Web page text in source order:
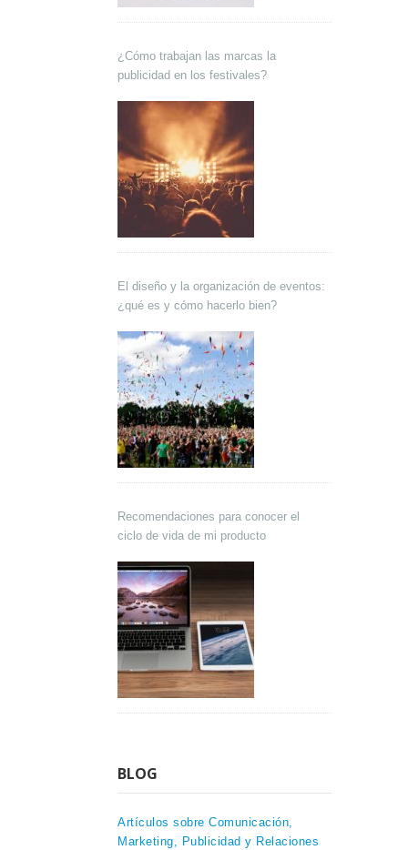
¿Cómo trabajan las marcas la
publicidad en los festivales?
El diseño y la organización de eventos:
¿qué es y cómo hacerlo bien?
Recomendaciones para conocer el
ciclo de vida de mi producto
BLOG
Artículos sobre Comunicación,
Marketing, Publicidad y Relaciones